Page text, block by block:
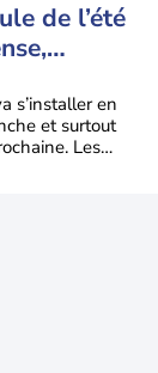
de l’été
la
s’installer en
et surtout
Les